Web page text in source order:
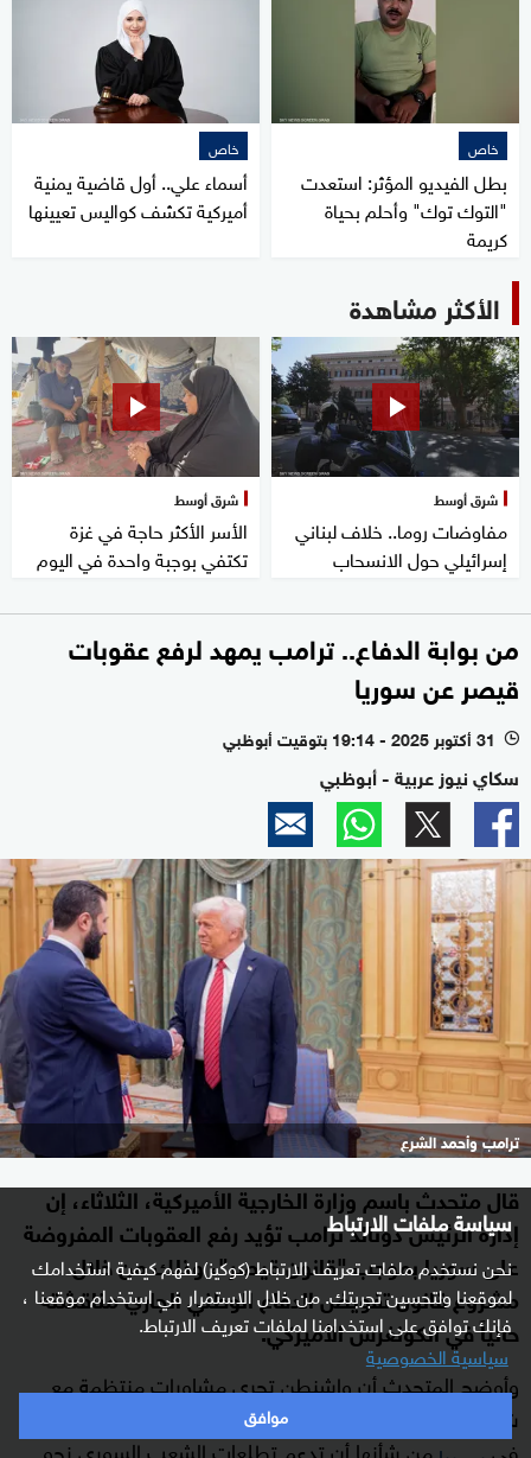
سياسة ملفات الارتباط
نحن نستخدم ملفات تعريف الارتباط (كوكيز) لفهم كيفية استخدامك
لموقعنا ولتحسين تجربتك. من خلال الاستمرار في استخدام موقعنا ،
فإنك توافق على استخدامنا لملفات تعريف الارتباط.
سياسية الخصوصية
موافق
خاص
بطل الفيديو المؤثر: استعدت
"التوك توك" وأحلم بحياة
كريمة
خاص
أسماء علي.. أول قاضية يمنية
أميركية تكشف كواليس تعيينها
الأكثر مشاهدة
شرق أوسط
مفاوضات روما.. خلاف لبناني
إسرائيلي حول الانسحاب
شرق أوسط
الأسر الأكثر حاجة في غزة
تكتفي بوجبة واحدة في اليوم
من بوابة الدفاع.. ترامب يمهد لرفع عقوبات
قيصر عن سوريا
l 31 أكتوبر 2025 - 19:14 بتوقيت أبوظبي
سكاي نيوز عربية - أبوظبي
ترامب وأحمد الشرع
قال متحدث باسم وزارة الخارجية الأميركية، الثلاثاء، إن
إدارة الرئيس دونالد ترامب تؤيد رفع العقوبات المفروضة
على سوريا بموجب "قانون قيصر"، وذلك من خلال
مشروع قانون تفويض الدفاع الوطني الجاري مناقشته
حالياً في الكونغرس الأميركي.
وأوضح المتحدث أن واشنطن تجري مشاورات منتظمة مع
شركائها الإقليميين، مضيفا: "نرحب بأي استثمار أو مشاركة
في
من شأنها أن تدعم تطلعات الشعب السوري نحو